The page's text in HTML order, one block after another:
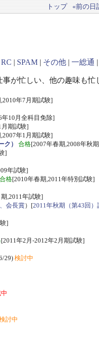
トップ «前の日
RC | SPAM | その他 | 一総通 |
が忙しい、他の趣味も
年7月期試験]
年10月全科目免除]
月期試験]
年1月期試験]
）
合格[2007年春期,2008年秋
]
年試験]
合格[2010年春期,2011年特別試験]
,2011年試験]
会長賞）[2011年秋期（第43回）
]
[2011年2月-2012年2月期試験]
29) 検討中
討中